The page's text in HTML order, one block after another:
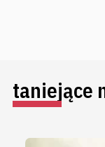
taniejące